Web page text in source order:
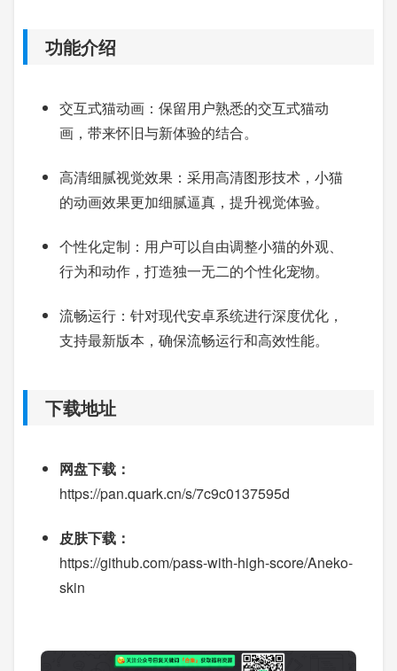
功能介绍
交互式猫动画：保留用户熟悉的交互式猫动
画，带来怀旧与新体验的结合。
高清细腻视觉效果：采用高清图形技术，小猫
的动画效果更加细腻逼真，提升视觉体验。
个性化定制：用户可以自由调整小猫的外观、
行为和动作，打造独一无二的个性化宠物。
流畅运行：针对现代安卓系统进行深度优化，
支持最新版本，确保流畅运行和高效性能。
下载地址
网盘下载：
https://pan.quark.cn/s/7c9c0137595d
皮肤下载：
https://github.com/pass-with-high-score/Aneko-
skin